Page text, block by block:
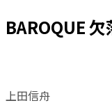
BAROQUE
上田信舟